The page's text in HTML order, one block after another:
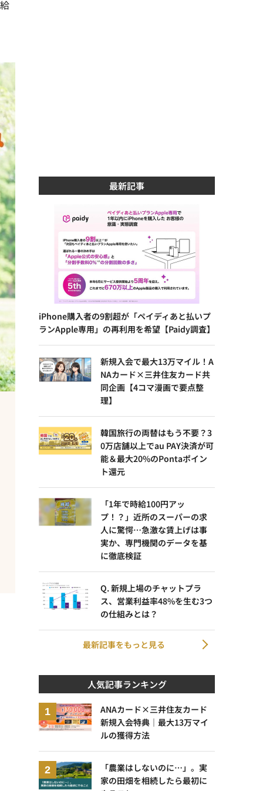
最新記事
iPhone購入者の9割超が「ペイディあと払いプ
ランApple専用」の再利用を希望【Paidy調査】
新規入会で最大13万マイル！A
NAカード×三井住友カード共
同企画【4コマ漫画で要点整
理】
韓国旅行の両替はもう不要？3
0万店舗以上でau PAY決済が可
能＆最大20%のPontaポイン
ト還元
「1年で時給100円アッ
プ！？」近所のスーパーの求
人に驚愕…急激な賃上げは事
実か、専門機関のデータを基
に徹底検証
Q. 新規上場のチャットプラ
ス、営業利益率48%を生む3つ
の仕組みとは？
最新記事をもっと見る
人気記事ランキング
ANAカード×三井住友カード
新規入会特典｜最大13万マイ
ルの獲得方法
「農業はしないのに…」。実
家の田畑を相続したら最初に